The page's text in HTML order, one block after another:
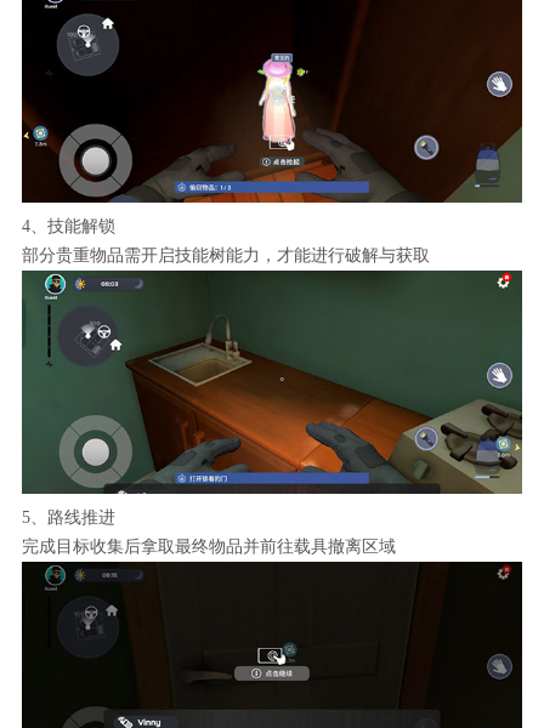
4、技能解锁
部分贵重物品需开启技能树能力，才能进行破解与获取
5、路线推进
完成目标收集后拿取最终物品并前往载具撤离区域